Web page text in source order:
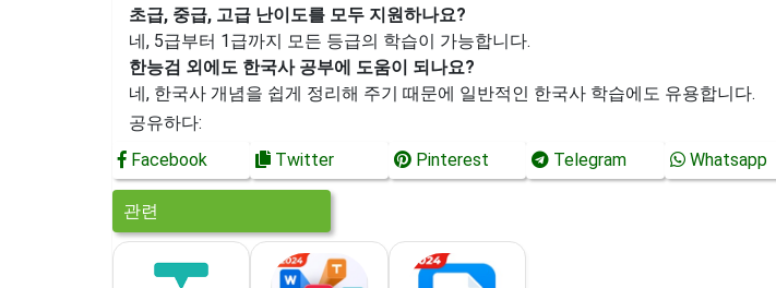
초급, 중급, 고급 난이도를 모두 지원하나요?
네, 5급부터 1급까지 모든 등급의 학습이 가능합니다.
한능검 외에도 한국사 공부에 도움이 되나요?
네, 한국사 개념을 쉽게 정리해 주기 때문에 일반적인 한국사 학습에도 유용합니다.
공유하다:
Facebook
Twitter Pinterest Telegram Whatsapp
관련